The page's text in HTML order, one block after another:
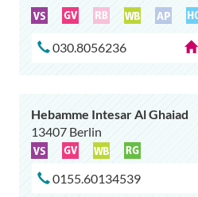
030.8056236
Hebamme Intesar Al Ghaiad
13407 Berlin
0155.60134539